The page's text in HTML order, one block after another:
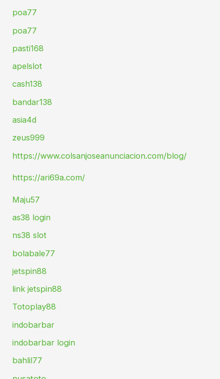
poa77
poa77
pasti168
apelslot
cash138
bandar138
asia4d
zeus999
https://www.colsanjoseanunciacion.com/blog/
https://ari69a.com/
Maju57
as38 login
ns38 slot
bolabale77
jetspin88
link jetspin88
Totoplay88
indobarbar
indobarbar login
bahlil77